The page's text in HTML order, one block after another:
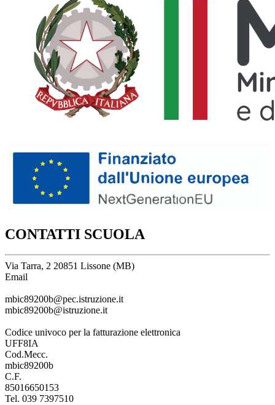
CONTATTI SCUOLA
Via Tarra, 2 20851 Lissone (MB)
Email
mbic89200b@pec.istruzione.it
mbic89200b@istruzione.it
Codice univoco per la fatturazione elettronica
UFF8IA
Cod.Mecc.
mbic89200b
C.F.
85016650153
Tel. 039 7397510